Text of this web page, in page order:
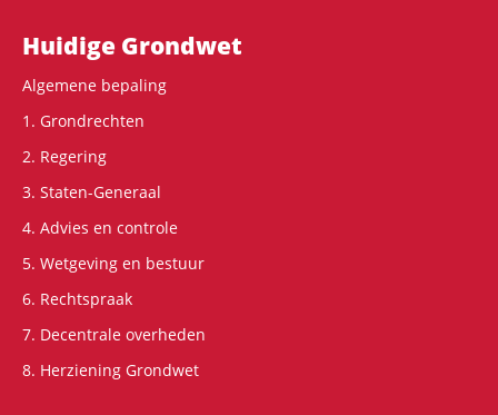
Hoofdnavigatie
Huidige Grondwet
Algemene bepaling
1. Grondrechten
2. Regering
3. Staten-Generaal
4. Advies en controle
5. Wetgeving en bestuur
6. Rechtspraak
7. Decentrale overheden
8. Herziening Grondwet